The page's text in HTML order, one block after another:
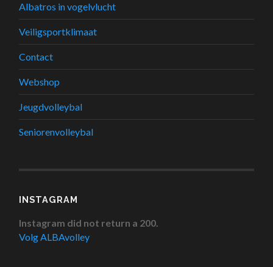
Albatros in vogelvlucht
Veiligsportklimaat
Contact
Webshop
Jeugdvolleybal
Seniorenvolleybal
INSTAGRAM
Instagram did not return a 200.
Volg ALBAvolley